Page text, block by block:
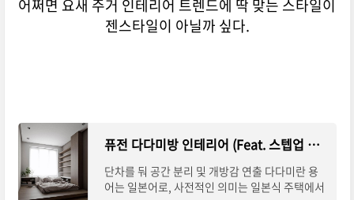
어쩌면 요새 주거 인테리어 트렌드에 딱 맞는 스타일이
젠스타일이 아닐까 싶다.
퓨전 다다미방 인테리어 (Feat. 스텝업 플로어링)
단차를 둬 공간 분리 및 개방감 연출 다다미란 용
어는 일본어로, 사전적인 의미는 일본식 주택에서